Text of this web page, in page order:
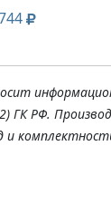
ГК РФ.